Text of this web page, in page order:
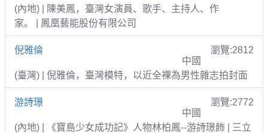
(內地) | 陳美鳳，臺灣女演員、歌手、主持人、作
家。 | 鳳凰藝能股份有限公司
倪雅倫
瀏覽:2812
中國
(臺灣) | 倪雅倫，臺灣模特，以近全裸為男性雜志拍封面
游詩璟
瀏覽:2772
中國
(內地) | 《寶島少女成功記》人物林柏鳳--游詩璟飾 | 三立